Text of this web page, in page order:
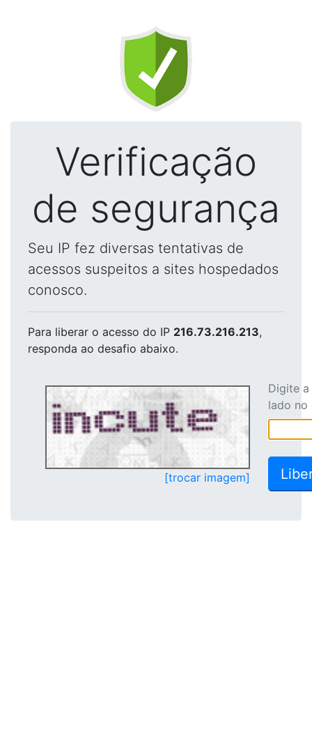
Verificação
de segurança
Seu IP fez diversas tentativas de
acessos suspeitos a sites hospedados
conosco.
Para liberar o acesso do IP 216.73.216.213,
responda ao desafio abaixo.
[trocar imagem]
Digite
lado no